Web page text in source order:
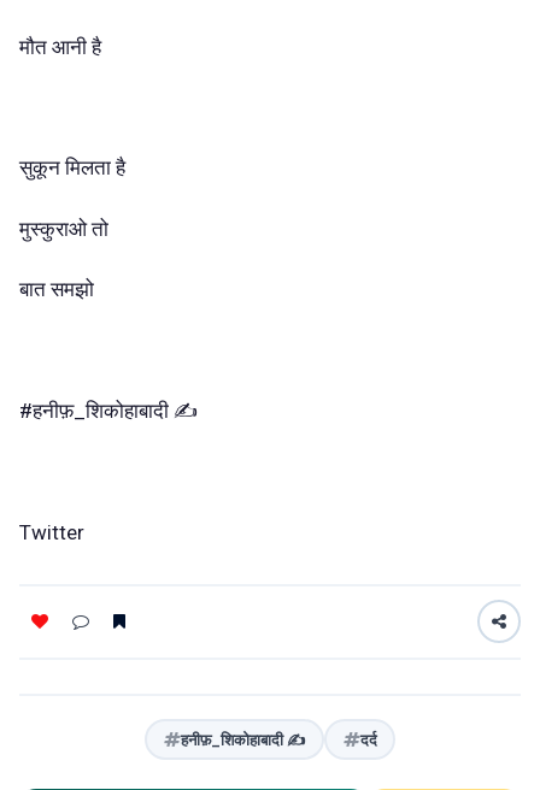
मौत आनी है
सुकून मिलता है
मुस्कुराओ तो
बात समझो
#हनीफ़_शिकोहाबादी ✍️
Twitter
हनीफ़_शिकोहाबादी ✍️ दर्द